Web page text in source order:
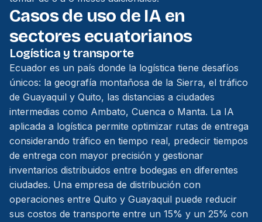
Casos de uso de IA en
sectores ecuatorianos
Logística y transporte
Ecuador es un país donde la logística tiene desafíos
únicos: la geografía montañosa de la Sierra, el tráfico
de Guayaquil y Quito, las distancias a ciudades
intermedias como Ambato, Cuenca o Manta. La IA
aplicada a logística permite optimizar rutas de entrega
considerando tráfico en tiempo real, predecir tiempos
de entrega con mayor precisión y gestionar
inventarios distribuidos entre bodegas en diferentes
ciudades. Una empresa de distribución con
operaciones entre Quito y Guayaquil puede reducir
sus costos de transporte entre un 15% y un 25% con